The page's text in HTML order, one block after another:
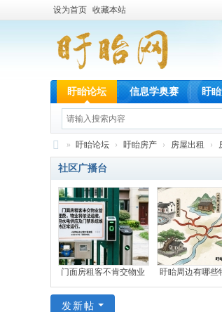
设为首页 收藏本站
盱眙论坛 信息学奥赛 盱
盱
眙
网
» 盱眙论坛 › 盱眙房产 › 房屋出租 ›
社区广播台
门面房租客不肯交物业 盱眙周边有哪些
发新帖